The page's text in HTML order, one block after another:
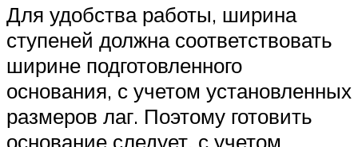
Для удобства работы, ширина
ступеней должна соответствовать
ширине подготовленного
основания, с учетом установленных
размеров лаг. Поэтому готовить
основание следует, с учетом